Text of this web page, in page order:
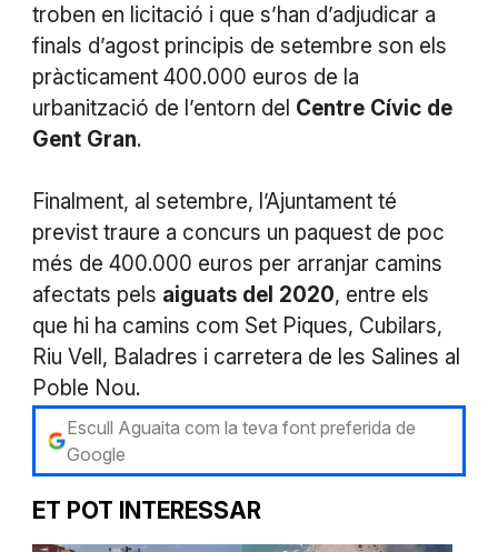
troben en licitació i que s’han d’adjudicar a
finals d’agost principis de setembre son els
pràcticament 400.000 euros de la
urbanització de l’entorn del Centre Cívic de
Gent Gran.
Finalment, al setembre, l’Ajuntament té
previst traure a concurs un paquest de poc
més de 400.000 euros per arranjar camins
afectats pels aiguats del 2020, entre els
que hi ha camins com Set Piques, Cubilars,
Riu Vell, Baladres i carretera de les Salines al
Poble Nou.
Escull Aguaita com la teva font preferida de
Google
ET POT INTERESSAR